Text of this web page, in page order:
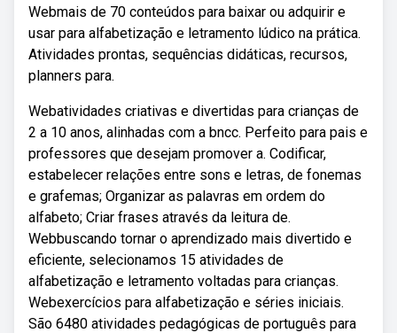
Webmais de 70 conteúdos para baixar ou adquirir e
usar para alfabetização e letramento lúdico na prática.
Atividades prontas, sequências didáticas, recursos,
planners para.
Webatividades criativas e divertidas para crianças de
2 a 10 anos, alinhadas com a bncc. Perfeito para pais e
professores que desejam promover a. Codificar,
estabelecer relações entre sons e letras, de fonemas
e grafemas; Organizar as palavras em ordem do
alfabeto; Criar frases através da leitura de.
Webbuscando tornar o aprendizado mais divertido e
eficiente, selecionamos 15 atividades de
alfabetização e letramento voltadas para crianças.
Webexercícios para alfabetização e séries iniciais.
São 6480 atividades pedagógicas de português para